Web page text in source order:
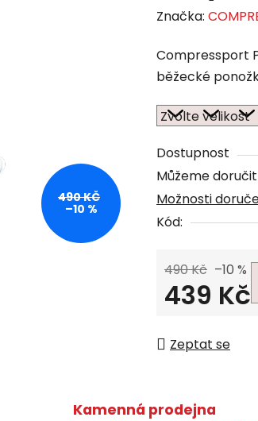
Značka:
Compressport
běžecké
Dostupnost
Můžeme
Možnosti
Kód:
490 Kč –10 %
439 Kč
Zeptat se
490 KČ
–10 %
Kamenná prodejna